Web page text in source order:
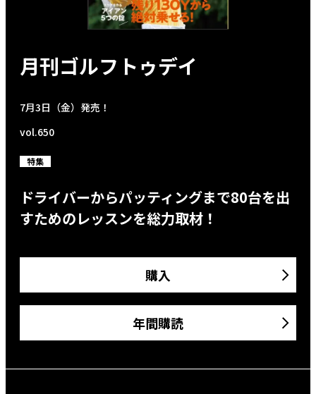
月刊ゴルフトゥデイ
7月3日（金）発売！
vol.650
特集
ドライバーからパッティングまで80台を出
すためのレッスンを総力取材！
購入
年間購読